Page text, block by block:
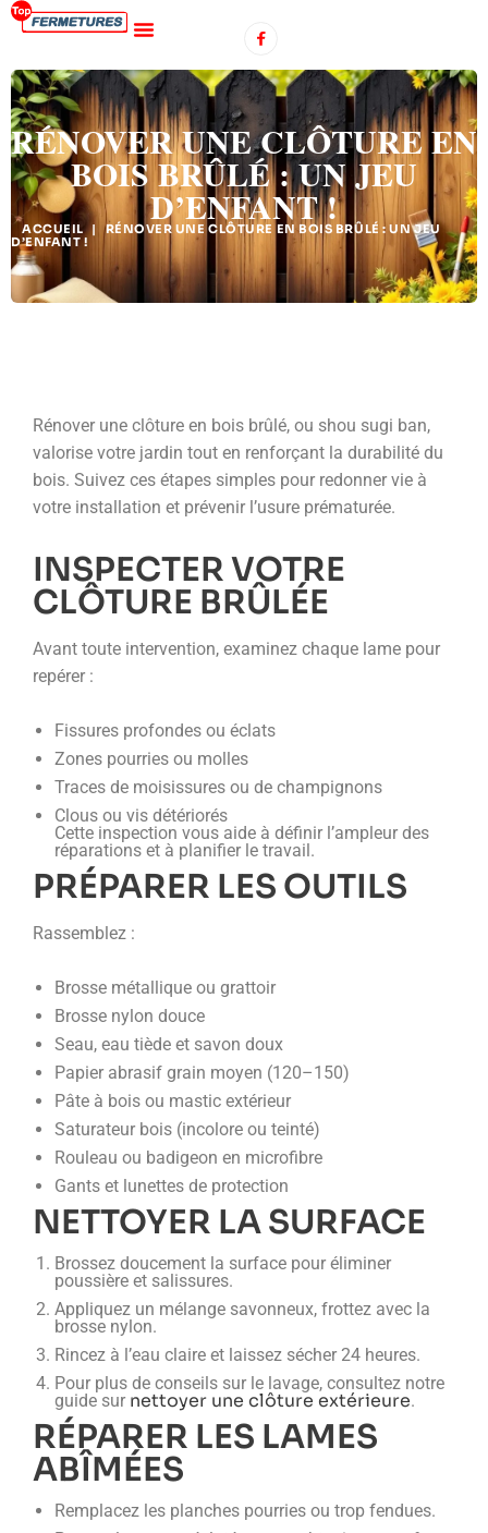
RÉNOVER UNE CLÔTURE EN
BOIS BRÛLÉ : UN JEU
D’ENFANT !
ACCUEIL |
RÉNOVER UNE CLÔTURE EN BOIS BRÛLÉ : UN JEU
D’ENFANT !
Rénover une clôture en bois brûlé, ou shou sugi ban,
valorise votre jardin tout en renforçant la durabilité du
bois. Suivez ces étapes simples pour redonner vie à
votre installation et prévenir l’usure prématurée.
INSPECTER VOTRE
CLÔTURE BRÛLÉE
Avant toute intervention, examinez chaque lame pour
repérer :
Fissures profondes ou éclats
Zones pourries ou molles
Traces de moisissures ou de champignons
Clous ou vis détériorés
Cette inspection vous aide à définir l’ampleur des
réparations et à planifier le travail.
PRÉPARER LES OUTILS
Rassemblez :
Brosse métallique ou grattoir
Brosse nylon douce
Seau, eau tiède et savon doux
Papier abrasif grain moyen (120–150)
Pâte à bois ou mastic extérieur
Saturateur bois (incolore ou teinté)
Rouleau ou badigeon en microfibre
Gants et lunettes de protection
NETTOYER LA SURFACE
Brossez doucement la surface pour éliminer
poussière et salissures.
Appliquez un mélange savonneux, frottez avec la
brosse nylon.
Rincez à l’eau claire et laissez sécher 24 heures.
Pour plus de conseils sur le lavage, consultez notre
guide sur nettoyer une clôture extérieure.
RÉPARER LES LAMES
ABÎMÉES
Remplacez les planches pourries ou trop fendues.